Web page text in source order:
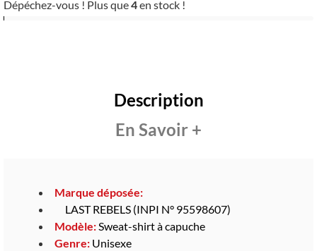
Dépéchez-vous ! Plus que4en stock !
Description
En Savoir +
Marque déposée:
LAST REBELS (INPI N° 95598607)
Modèle: Sweat-shirt à capuche
Genre: Unisexe